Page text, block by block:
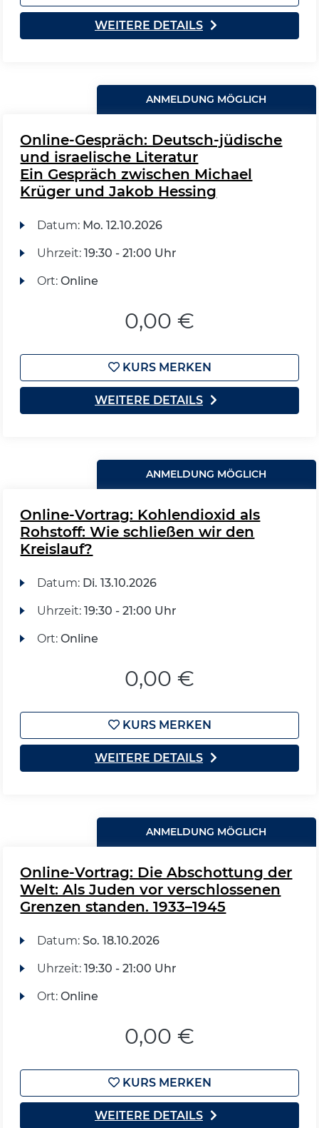
WEITERE DETAILS
ANMELDUNG MÖGLICH
Online-Gespräch: Deutsch-jüdische
und israelische Literatur
Ein Gespräch zwischen Michael
Krüger und Jakob Hessing
Datum: Mo. 12.10.2026
Uhrzeit: 19:30 - 21:00 Uhr
Ort: Online
0,00 €
KURS MERKEN
WEITERE DETAILS
ANMELDUNG MÖGLICH
Online-Vortrag: Kohlendioxid als
Rohstoff: Wie schließen wir den
Kreislauf?
Datum: Di. 13.10.2026
Uhrzeit: 19:30 - 21:00 Uhr
Ort: Online
0,00 €
KURS MERKEN
WEITERE DETAILS
ANMELDUNG MÖGLICH
Online-Vortrag: Die Abschottung der
Welt: Als Juden vor verschlossenen
Grenzen standen. 1933–1945
Datum: So. 18.10.2026
Uhrzeit: 19:30 - 21:00 Uhr
Ort: Online
0,00 €
KURS MERKEN
WEITERE DETAILS